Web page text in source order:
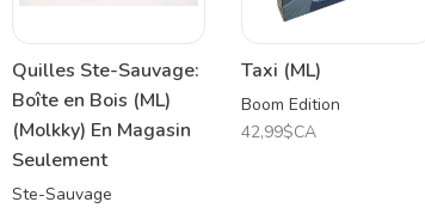
Quilles Ste-Sauvage:
Boîte en Bois (ML)
(Molkky) En Magasin
Seulement
Ste-Sauvage
Taxi (ML)
Boom Edition
42,99$CA